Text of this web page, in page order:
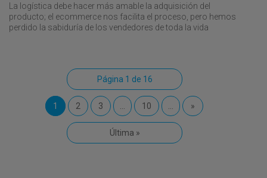
La logística debe hacer más amable la adquisición del
producto; el ecommerce nos facilita el proceso, pero hemos
perdido la sabiduría de los vendedores de toda la vida
Página 1 de 16
1 2 3 10 »
Última »